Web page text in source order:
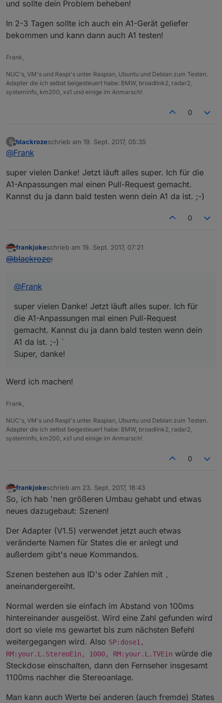
und sollte dein Problem beheben!
In 2-3 Tagen sollte ich auch ein A1-Gerät geliefer
bekommen und kann dann auch A1 testen!
Frank,
NUC's, VM's und Raspi's unter Raspian, Ubuntu und Debian zum Testen.
Adapter die ich selbst beigesteuert habe: BMW, broadlink2, radar2,
systeminfo, km200, xs1 und einige im Anmarsch!
0
B
Offline
blackrozeschrieb am 19. Sept. 2017, 05:35
zuletzt editiert von
@Frank
super vielen Danke! Jetzt läuft alles super. Ich für die
A1-Anpassungen mal einen Pull-Request gemacht.
Kannst du ja dann bald testen wenn dein A1 da ist. ;-)
0
Offline
frankjokeschrieb am 19. Sept. 2017, 07:21
zuletzt editiert von
@blackroze:
@Frank
super vielen Danke! Jetzt läuft alles super. Ich für
die A1-Anpassungen mal einen Pull-Request
gemacht. Kannst du ja dann bald testen wenn dein
A1 da ist. ;-) `
Super, danke!
Werd ich machen!
Frank,
NUC's, VM's und Raspi's unter Raspian, Ubuntu und Debian zum Testen.
Adapter die ich selbst beigesteuert habe: BMW, broadlink2, radar2,
systeminfo, km200, xs1 und einige im Anmarsch!
0
Offline
frankjokeschrieb am 23. Sept. 2017, 18:43
zuletzt editiert von
So, ich hab 'nen größeren Umbau gehabt und etwas
neues dazugebaut: Szenen!
Der Adapter (V1.5) verwendet jetzt auch etwas
veränderte Namen für States die er anlegt und
außerdem gibt's neue Kommandos.
Szenen bestehen aus ID's oder Zahlen mit ,
aneinandergereiht.
Normal werden sie einfach im Abstand von 100ms
hintereinander ausgelöst. Wird eine Zahl gefunden wird
dort so viele ms gewartet bis zum nächsten Befehl
weitergegangen wird. Also SP:dose1,
RM:your.L.StereoEin, 1000, RM:your.L.TVEin würde die
Steckdose einschalten, dann den Fernseher insgesamt
1100ms nachher die Stereoanlage.
Man kann auch Werte bei anderen (auch fremde) States